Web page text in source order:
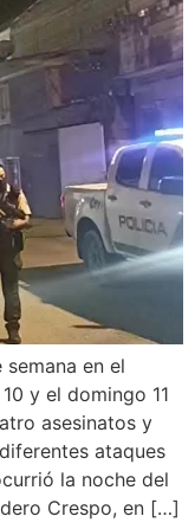
en el
y el domingo 11
asesinatos y
ataques
la noche del
Crespo, en […]